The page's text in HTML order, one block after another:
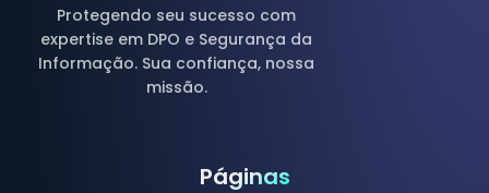
Protegendo seu sucesso com
expertise em DPO e Segurança da
Informação. Sua confiança, nossa
missão.
Páginas